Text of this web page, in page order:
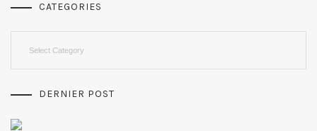
CATEGORIES
DERNIER POST